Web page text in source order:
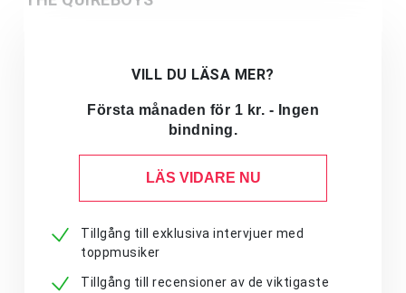
VILL DU LÄSA MER?
Första månaden för 1 kr. - Ingen
bindning.
LÄS VIDARE NU
Tillgång till exklusiva intervjuer med
toppmusiker
Tillgång till recensioner av de viktigaste